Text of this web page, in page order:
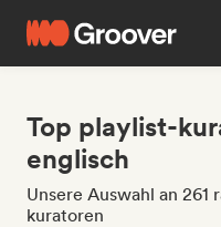
Top playlist-
englisch
Unsere Auswahl an
kuratoren